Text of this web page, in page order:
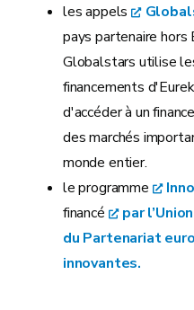
les appels
pays partenaire hors
Globalstars utilise
financements
d'accéder à un
des marchés
monde entier.
le programme
financé
par
du Partenariat
innovantes.